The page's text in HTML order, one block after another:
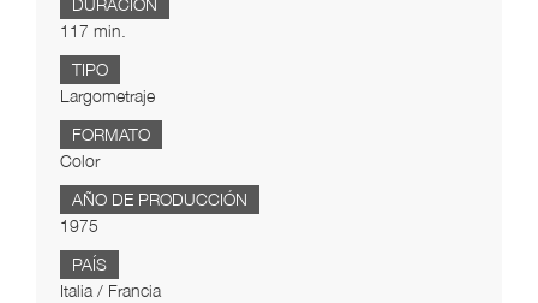
DURACIÓN
117 min.
TIPO
Largometraje
FORMATO
Color
AÑO DE PRODUCCIÓN
1975
PAÍS
Italia / Francia